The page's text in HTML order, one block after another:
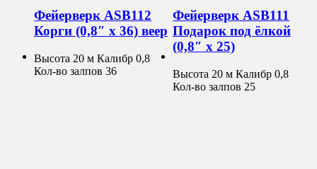
Фейерверк ASB112
Корги (0,8″ х 36) веер
Высота 20 м Калибр 0,8
Кол-во залпов 36
Фейерверк ASB111
Подарок под ёлкой
(0,8″ х 25)
Высота 20 м Калибр 0,8
Кол-во залпов 25